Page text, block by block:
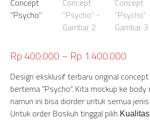
Rp400.000–Rp 1.400.000
Design eksklusif terbaru original
bertema “Psycho”. Kita mockup ke
namun ini bisa diorder untuk semua
Untuk order Boskuh tinggal pilih Kualitas